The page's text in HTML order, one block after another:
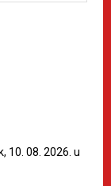
10. 08. 2026. u